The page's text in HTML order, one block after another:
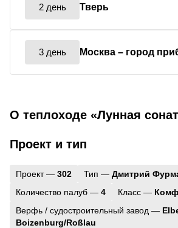
2 день Тверь
3 день Москва – город
О теплоходе «Лунная
Проект и тип
Проект — 302 Тип — Дмитрий
Количество палуб — 4 Класс —
Верфь / судостроительный завод —
Boizenburg/Roßlau